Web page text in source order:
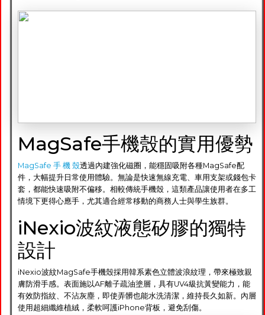
MagSafe手機殼的實用優勢
MagSafe 手 機 殼透過內建強化磁圈，能穩固吸附各種MagSafe配
件，大幅提升日常使用體驗。無論是快速無線充電、車用支架或錢包卡
套，都能快速吸附不偏移。相較傳統手機殼，這類產品讓使用者在多工
情境下更得心應手，尤其適合經常移動的商務人士與學生族群。
iNexio波紋液態矽膠的獨特
設計
iNexio波紋MagSafe手機殼採用韓系素色立體波浪紋理，帶來極致親
膚防滑手感。表面施以AF離子疏油塗層，具有UV4級抗黃變能力，能
有效防指紋、不沾灰塵，即使弄髒也能水洗清潔，維持長久如新。內層
使用超細纖維植絨，柔軟呵護iPhone背板，避免刮傷。